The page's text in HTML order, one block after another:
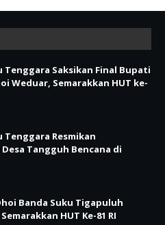
Tenggara Saksikan Final Bupati
Weduar, Semarakkan HUT ke-
Resmikan
Tangguh Bencana di
Banda Suku Tigapuluh
HUT Ke-81 RI